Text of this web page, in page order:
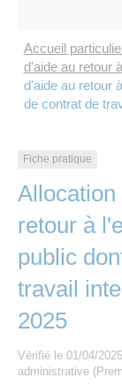
Eau et
Travaux
Annuaire
Les
Nos
Accueil
d'aide au retour
d'aide au retour
de contrat de
Fiche pratique
Allocation
retour à
public
travail
2025
Vérifié le 01/04/
administrative